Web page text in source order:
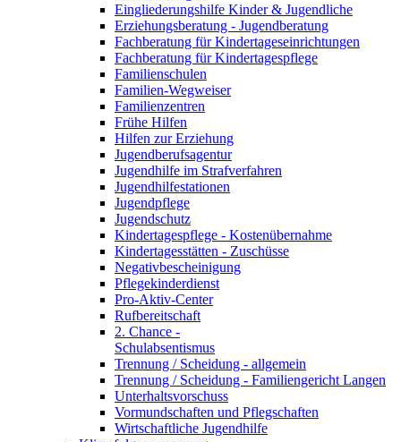
Eingliederungshilfe Kinder & Jugendliche
Erziehungsberatung - Jugendberatung
Fachberatung für Kindertageseinrichtungen
Fachberatung für Kindertagespflege
Familienschulen
Familien-Wegweiser
Familienzentren
Frühe Hilfen
Hilfen zur Erziehung
Jugendberufsagentur
Jugendhilfe im Strafverfahren
Jugendhilfestationen
Jugendpflege
Jugendschutz
Kindertagespflege - Kostenübernahme
Kindertagesstätten - Zuschüsse
Negativbescheinigung
Pflegekinderdienst
Pro-Aktiv-Center
Rufbereitschaft
2. Chance -
Schulabsentismus
Trennung / Scheidung - allgemein
Trennung / Scheidung - Familiengericht Langen
Unterhaltsvorschuss
Vormundschaften und Pflegschaften
Wirtschaftliche Jugendhilfe